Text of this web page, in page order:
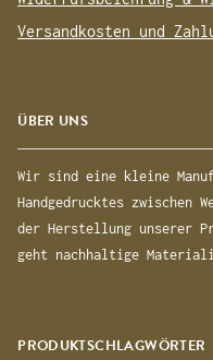
Versandkosten und
ÜBER UNS
Wir sind eine kleine
Handgedrucktes zwischen
der Herstellung unserer
geht nachhaltige
PRODUKTSCHLAGWÖRTER